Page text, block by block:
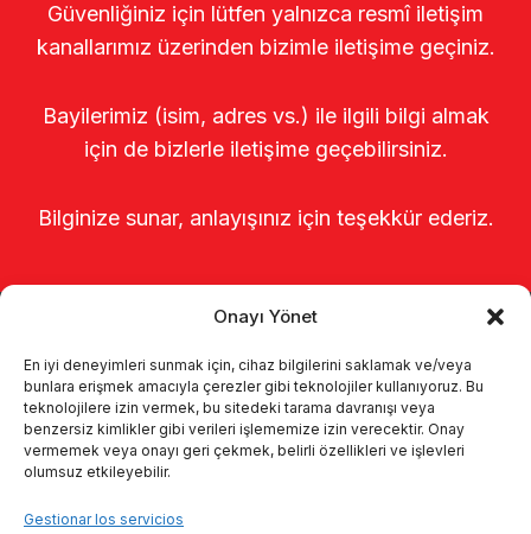
Onayı Yönet
En iyi deneyimleri sunmak için, cihaz bilgilerini saklamak ve/veya
bunlara erişmek amacıyla çerezler gibi teknolojiler kullanıyoruz. Bu
teknolojilere izin vermek, bu sitedeki tarama davranışı veya
benzersiz kimlikler gibi verileri işlememize izin verecektir. Onay
vermemek veya onayı geri çekmek, belirli özellikleri ve işlevleri
olumsuz etkileyebilir.
Gestionar los servicios
Güvenliğiniz için lütfen yalnızca resmî iletişim
kanallarımız üzerinden bizimle iletişime geçiniz.
Bayilerimiz (isim, adres vs.) ile ilgili bilgi almak
için de bizlerle iletişime geçebilirsiniz.
Bilginize sunar, anlayışınız için teşekkür ederiz.
Página de inicio
Sobre nosotros